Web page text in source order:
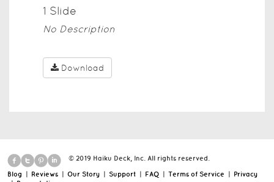
1 Slide
No Description
Download
© 2019 Haiku Deck, Inc. All rights reserved.
Blog | Reviews | Our Story | Support | FAQ | Terms of Service | Privacy